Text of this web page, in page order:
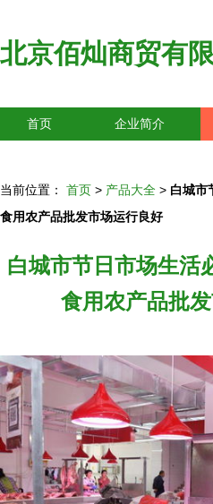
北京佰灿商贸有限
首页 企业简介
当前位置： 首页 > 产品大全 > 白城市
食用农产品批发市场运行良好
白城市节日市场生活
食用农产品批